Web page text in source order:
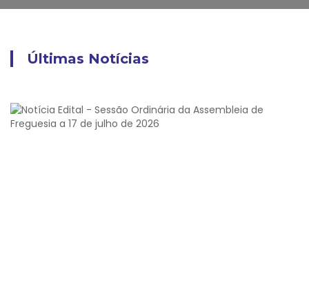
Últimas Notícias